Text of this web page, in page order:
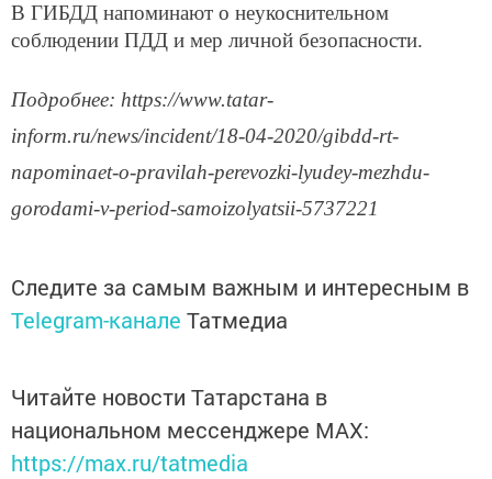
В ГИБДД напоминают о неукоснительном
соблюдении ПДД и мер личной безопасности.
Подробнее: https://www.tatar-
inform.ru/news/incident/18-04-2020/gibdd-rt-
napominaet-o-pravilah-perevozki-lyudey-mezhdu-
gorodami-v-period-samoizolyatsii-5737221
Следите за самым важным и интересным в
Telegram-канале Татмедиа
Читайте новости Татарстана в
национальном мессенджере MАХ:
https://max.ru/tatmedia